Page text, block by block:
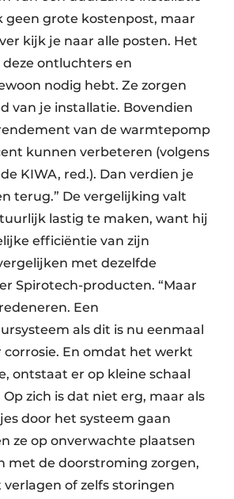
geen grote kostenpost, maar
kijk je naar alle posten. Het
ontluchters en
nodig hebt. Ze zorgen
van je installatie. Bovendien
van de warmtepomp
kunnen verbeteren (volgens
KIWA, red.). Dan verdien je
terug.” De vergelijking valt
lastig te maken, want hij
efficiëntie van zijn
met dezelfde
Spirotech-producten. “Maar
Een
als dit is nu eenmaal
corrosie. En omdat het werkt
ontstaat er op kleine schaal
zich is dat niet erg, maar als
door het systeem gaan
ze op onverwachte plaatsen
met de doorstroming zorgen,
of zelfs storingen